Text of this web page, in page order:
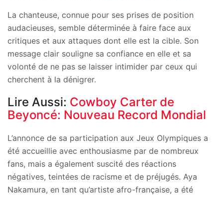
La chanteuse, connue pour ses prises de position
audacieuses, semble déterminée à faire face aux
critiques et aux attaques dont elle est la cible. Son
message clair souligne sa confiance en elle et sa
volonté de ne pas se laisser intimider par ceux qui
cherchent à la dénigrer.
Lire Aussi: Cowboy Carter de
Beyoncé: Nouveau Record Mondial
L’annonce de sa participation aux Jeux Olympiques a
été accueillie avec enthousiasme par de nombreux
fans, mais a également suscité des réactions
négatives, teintées de racisme et de préjugés. Aya
Nakamura, en tant qu’artiste afro-française, a été